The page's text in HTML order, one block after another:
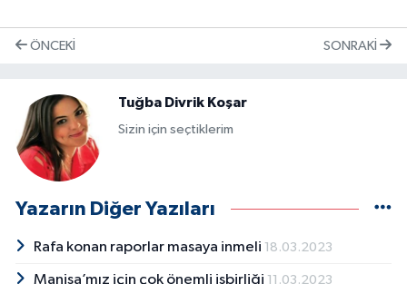
ÖNCEKI SONRAKI
Tuğba Divrik Koşar
Sizin için seçtiklerim
Yazarın Diğer Yazıları
Rafa konan raporlar masaya inmeli 18.03.2023
Manisa’mız için çok önemli işbirliği 11.03.2023